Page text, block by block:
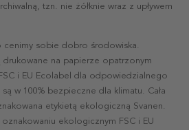
tzn. nie żółknie wraz z upływem
cenimy sobie dobro środowiska.
drukowane na papierze opatrzonym
i EU Ecolabel dla odpowiedzialnego
w 100% bezpieczne dla klimatu. Cała
etykietą ekologiczną Svanen.
ekologicznym FSC i EU